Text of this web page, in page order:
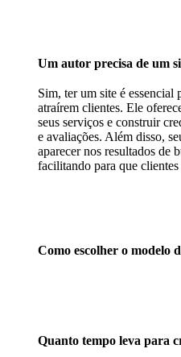
Um autor precisa de um
Sim, ter um site é essencial
atraírem clientes. Ele
seus serviços e construir
e avaliações. Além disso,
aparecer nos resultados de
facilitando para que
Como escolher o modelo
Quanto tempo leva para